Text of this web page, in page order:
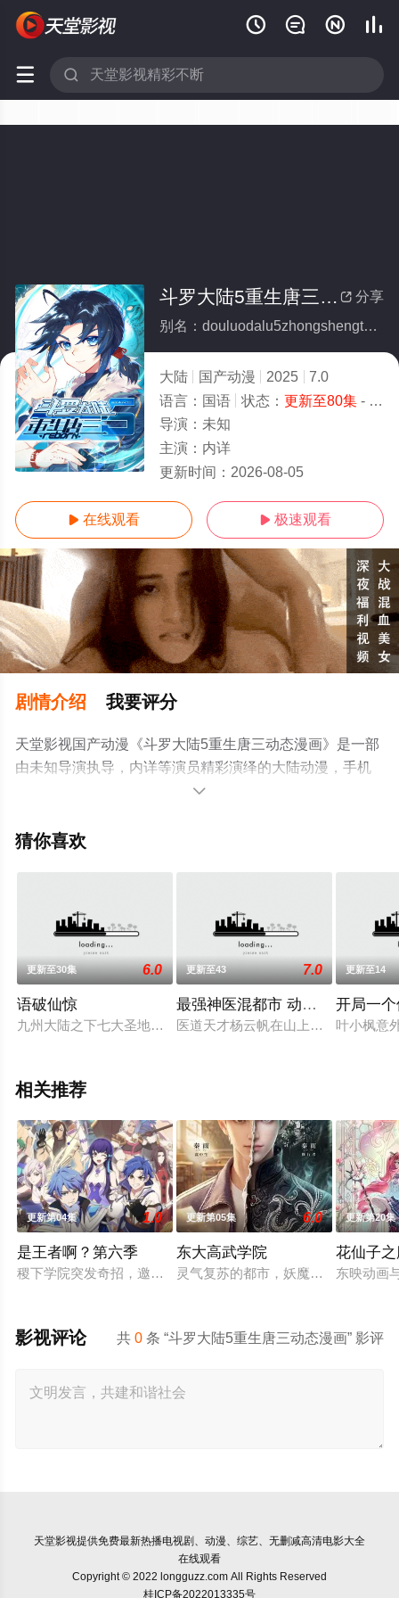
   
 
更新至80集
 分享
斗罗大陆5重生唐三动态漫画
别名：douluodalu5zhongshengtangsandongtaimanhua
大陆 国产动漫 2025
7.0
语言： 国语 状态： 更新至80集- 免费在线观看
导演： 未知
主演： 内详
更新时间： 2026-08-05
 在线观看  极速观看
剧情介绍 我要评分
天堂影视国产动漫《斗罗大陆5重生唐三动态漫画》是一部
由未知导演执导，内详等演员精彩演绎的大陆动漫，手机
免费观看高清未删减完整版动漫全集就上天堂电影网，更
解。

猜你喜欢
更新至30集 6.0
语破仙惊
九州大陆之下七大圣地为了对付10大魔域，联合一起。方不言
更新至43 7.0
最强神医混都市 动态漫画
医道天才杨云帆在山上苦修多年后
更新至14
开局一
叶小枫意
相关推荐
更新第04集 1.0
是王者啊？第六季
稷下学院突发奇招，邀优秀毕业生返校担任临时“代课老师”！周
更新第05集 6.0
东大高武学院
灵气复苏的都市，妖魔入侵威胁来袭
更新第20集
花仙子
东映动画
共0 条 “斗罗大陆5重生唐三动态漫画” 影评
影视评论
天堂影视提供免费最新热播电视剧、动漫、综艺、无删减高清电影大全
在线观看
Copyright © 2022 longguzz.com All Rights Reserved
桂ICP备2022013335号